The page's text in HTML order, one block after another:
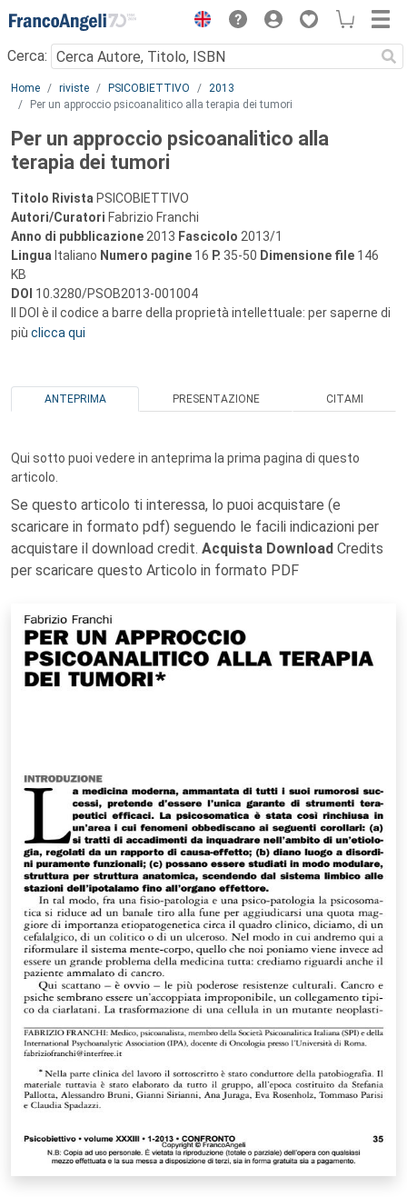
Menu
Cerca:
Main content
Home riviste PSICOBIETTIVO
2013
Per un approccio psicoanalitico alla terapia dei tumori
Per un approccio psicoanalitico alla
terapia dei tumori
Titolo Rivista PSICOBIETTIVO
Autori/Curatori Fabrizio Franchi
Anno di pubblicazione 2013 Fascicolo 2013/1
Lingua Italiano Numero pagine 16 P. 35-50 Dimensione file 146
KB
DOI 10.3280/PSOB2013-001004
Il DOI è il codice a barre della proprietà intellettuale: per saperne di
più clicca qui
ANTEPRIMA PRESENTAZIONE CITAMI
Qui sotto puoi vedere in anteprima la prima pagina di questo
articolo.
Se questo articolo ti interessa, lo puoi acquistare (e
scaricare in formato pdf) seguendo le facili indicazioni per
acquistare il download credit. Acquista Download Credits
per scaricare questo Articolo in formato PDF